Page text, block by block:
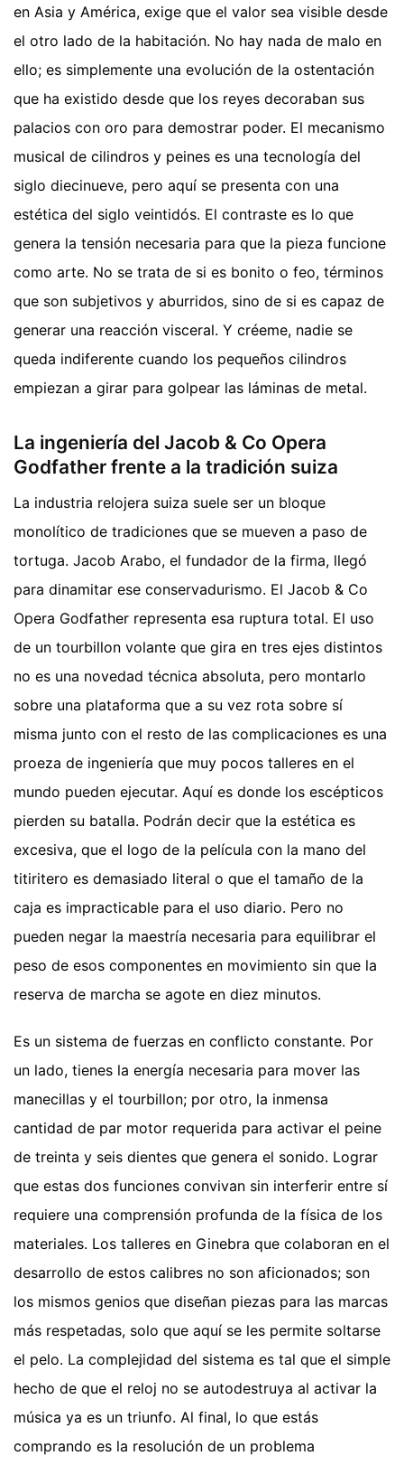
en Asia y América, exige que el valor sea visible desde
el otro lado de la habitación. No hay nada de malo en
ello; es simplemente una evolución de la ostentación
que ha existido desde que los reyes decoraban sus
palacios con oro para demostrar poder. El mecanismo
musical de cilindros y peines es una tecnología del
siglo diecinueve, pero aquí se presenta con una
estética del siglo veintidós. El contraste es lo que
genera la tensión necesaria para que la pieza funcione
como arte. No se trata de si es bonito o feo, términos
que son subjetivos y aburridos, sino de si es capaz de
generar una reacción visceral. Y créeme, nadie se
queda indiferente cuando los pequeños cilindros
empiezan a girar para golpear las láminas de metal.
La ingeniería del Jacob & Co Opera
Godfather frente a la tradición suiza
La industria relojera suiza suele ser un bloque
monolítico de tradiciones que se mueven a paso de
tortuga. Jacob Arabo, el fundador de la firma, llegó
para dinamitar ese conservadurismo. El Jacob & Co
Opera Godfather representa esa ruptura total. El uso
de un tourbillon volante que gira en tres ejes distintos
no es una novedad técnica absoluta, pero montarlo
sobre una plataforma que a su vez rota sobre sí
misma junto con el resto de las complicaciones es una
proeza de ingeniería que muy pocos talleres en el
mundo pueden ejecutar. Aquí es donde los escépticos
pierden su batalla. Podrán decir que la estética es
excesiva, que el logo de la película con la mano del
titiritero es demasiado literal o que el tamaño de la
caja es impracticable para el uso diario. Pero no
pueden negar la maestría necesaria para equilibrar el
peso de esos componentes en movimiento sin que la
reserva de marcha se agote en diez minutos.
Es un sistema de fuerzas en conflicto constante. Por
un lado, tienes la energía necesaria para mover las
manecillas y el tourbillon; por otro, la inmensa
cantidad de par motor requerida para activar el peine
de treinta y seis dientes que genera el sonido. Lograr
que estas dos funciones convivan sin interferir entre sí
requiere una comprensión profunda de la física de los
materiales. Los talleres en Ginebra que colaboran en el
desarrollo de estos calibres no son aficionados; son
los mismos genios que diseñan piezas para las marcas
más respetadas, solo que aquí se les permite soltarse
el pelo. La complejidad del sistema es tal que el simple
hecho de que el reloj no se autodestruya al activar la
música ya es un triunfo. Al final, lo que estás
comprando es la resolución de un problema